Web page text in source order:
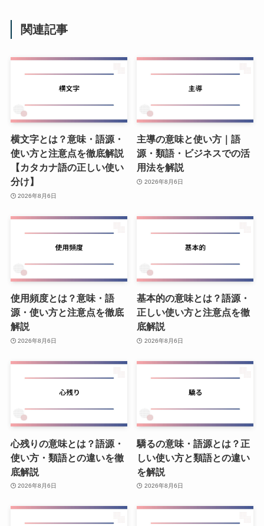
関連記事
横文字とは？意味・語源・
使い方と注意点を徹底解説
【カタカナ語の正しい使い
分け】
2026年8月6日
主導の意味と使い方｜語
源・類語・ビジネスでの活
用法を解説
2026年8月6日
使用頻度とは？意味・語
源・使い方と注意点を徹底
解説
2026年8月6日
基本的の意味とは？語源・
正しい使い方と注意点を徹
底解説
2026年8月6日
心残りの意味とは？語源・
使い方・類語との違いを徹
底解説
2026年8月6日
驕るの意味・語源とは？正
しい使い方と類語との違い
を解説
2026年8月6日